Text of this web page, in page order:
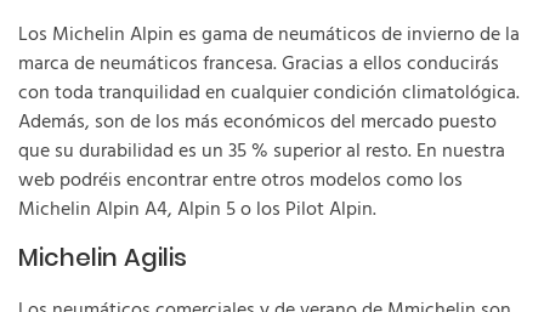
Los Michelin Alpin es gama de neumáticos de invierno de la
marca de neumáticos francesa. Gracias a ellos conducirás
con toda tranquilidad en cualquier condición climatológica.
Además, son de los más económicos del mercado puesto
que su durabilidad es un 35 % superior al resto. En nuestra
web podréis encontrar entre otros modelos como los
Michelin Alpin A4, Alpin 5 o los Pilot Alpin.
Michelin Agilis